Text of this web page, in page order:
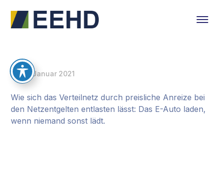
29. Januar 2021
Wie sich das Verteilnetz durch preisliche Anreize bei
den Netzentgelten entlasten lässt: Das E-Auto laden,
wenn niemand sonst lädt.